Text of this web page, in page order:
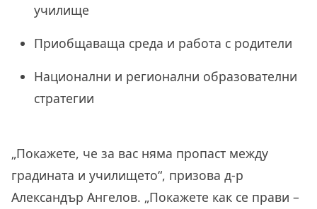
училище
Приобщаваща среда и работа с родители
Национални и регионални образователни
стратегии
„Покажете, че за вас няма пропаст между
градината и училището“, призова д-р
Александър Ангелов. „Покажете как се прави –